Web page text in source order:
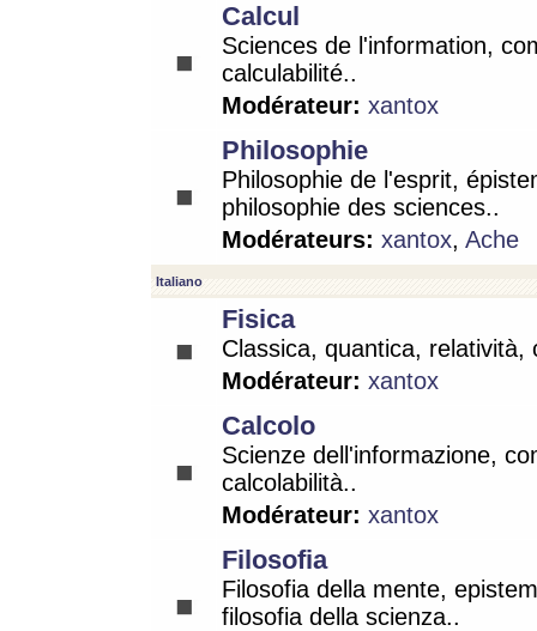
Calcul
Sciences de l'information,
calculabilité..
Modérateur: xantox
Philosophie
Philosophie de l'esprit,
philosophie des sciences..
Modérateurs: xantox, Ache
Italiano
Fisica
Classica, quantica, relatività,
Modérateur: xantox
Calcolo
Scienze dell'informazione,
calcolabilità..
Modérateur: xantox
Filosofia
Filosofia della mente,
filosofia della scienza..